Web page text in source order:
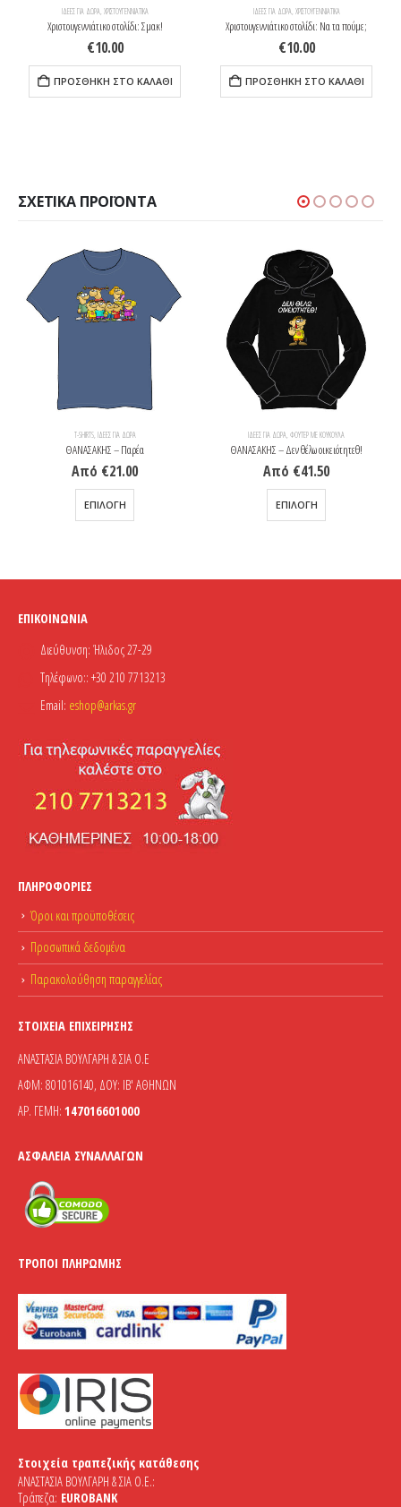
ΙΔΈΕΣ ΓΙΑ ΔΩΡΑ, ΧΡΙΣΤΟΥΓΕΝΝΙΆΤΙΚΑ
Χριστουγεννιάτικο στολίδι: Σμακ!
€10.00
ΠΡΟΣΘΉΚΗ ΣΤΟ ΚΑΛΆΘΙ
ΙΔΈΕΣ ΓΙΑ ΔΩΡΑ, ΧΡΙΣΤΟΥΓΕΝΝΙΆΤΙΚΑ
Χριστουγεννιάτικο στολίδι: Να τα πούμε;
€10.00
ΠΡΟΣΘΉΚΗ ΣΤΟ ΚΑΛΆΘΙ
ΣΧΕΤΙΚΆ ΠΡΟΪΌΝΤΑ
T-SHIRTS, ΙΔΈΕΣ ΓΙΑ ΔΩΡΑ
ΘΑΝΑΣΑΚΗΣ – Παρέα
Από €21.00
ΕΠΙΛΟΓΉ
Αυτό το προϊόν έχει πολλαπλές παραλλαγές. Οι επιλογές μπορούν να επιλεγούν στη σελίδα του προϊόντος
ΙΔΈΕΣ ΓΙΑ ΔΩΡΑ, ΦΟΎΤΕΡ ΜΕ ΚΟΥΚΟΎΛΑ
ΘΑΝΑΣΑΚΗΣ – Δεν θέλω οικειότητεθ!
Από €41.50
ΕΠΙΛΟΓΉ
Αυτό το προϊόν έχει πολλαπλές παραλλαγές. Οι επιλογές μπορούν να επιλεγούν στη σελίδα του προϊόντος
ΕΠΙΚΟΙΝΩΝΊΑ
Διεύθυνση: Ήλιδος 27-29
Τηλέφωνο:: +30 210 7713213
Email: eshop@arkas.gr
ΠΛΗΡΟΦΟΡΊΕΣ
Όροι και προϋποθέσεις
Προσωπικά δεδομένα
Παρακολούθηση παραγγελίας
ΣΤΟΙΧΕΊΑ ΕΠΙΧΕΊΡΗΣΗΣ
ΑΝΑΣΤΑΣΙΑ ΒΟΥΛΓΑΡΗ & ΣΙΑ Ο.Ε
ΑΦΜ: 801016140, ΔΟΥ: ΙΒ' ΑΘΗΝΩΝ
ΑΡ. ΓΕΜΗ: 147016601000
ΑΣΦΆΛΕΙΑ ΣΥΝΑΛΛΑΓΏΝ
ΤΡΌΠΟΙ ΠΛΗΡΩΜΉΣ
Στοιχεία τραπεζικής κατάθεσης
ΑΝΑΣΤΑΣΙΑ ΒΟΥΛΓΑΡΗ & ΣΙΑ Ο.Ε.:
Τράπεζα: EUROBANK